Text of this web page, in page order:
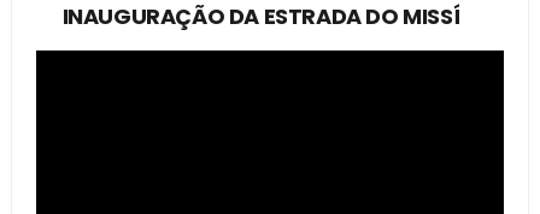
INAUGURAÇÃO DA ESTRADA DO MISSÍ